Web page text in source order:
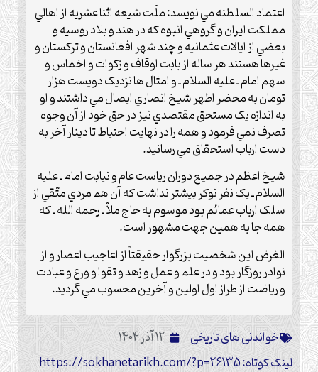
اعتماد السلطنه مي نويسد‌:‌ ملّت شيعه اثنا عشريه از اهالي
مملکت ايران و گروهي انبوه که در هند و بلاد روسيه و
بعضي از ايالات عثمانيه و چند شهر افغانستان ‌و ترکستان و
غيرها هستند هر ساله از بابت اوقاف و زکوات و اخماس و
سهم امام ـ عليه السلام ـ و امثال ها نزديک دويست هزار
‌تومان به محضر اطهر شيخ انصاري ايصال مي داشتند و او
به اندازه يک مستحق مقتصدي نيز در حق خود از آن وجوه
تصرف نمي ‌فرمود و همه را در نهايت احتياط تا دينار آخر به
دست ارباب استحقاق مي رسانيد‌.‌
شيخ اعظم در جميع دوران رياست عام و نيابت امام ـ عليه
السلام ـ يک نفر نوکر بيشتر نداشت که آن هم مردي متّقي از
سلک ارباب ‌عمائم بود موسوم به حاج ملاّ ـ رحمه الله ـ که
همه جا به همين جهت مشهور است‌.‌
الغرض اين شخصيت بزرگوار حقيقتاً از اعاجيب اعصار و از
نوادر روزگار بود و در علم و عمل و زهد و تقوا و ورع و عبادت
و ‌رياضت از طراز اول اولين و آخرين محسوب مي گرديد.‌
خواندنی های تاریخی
12 آذر 1404
لینک کوتاه: https://sokhanetarikh.com/?p=26135